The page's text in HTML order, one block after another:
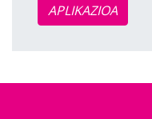
APLIKAZIOA